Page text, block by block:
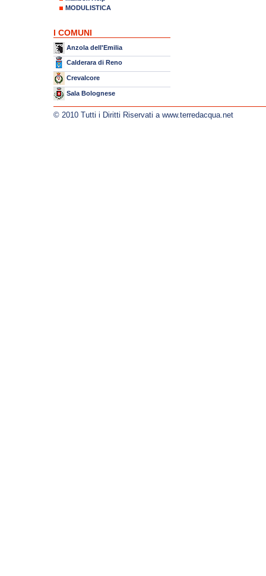
MODULISTICA
I COMUNI
Anzola dell'Emilia
Calderara di Reno
Crevalcore
Sala Bolognese
© 2010 Tutti i Diritti Riservati a www.terredacqua.net